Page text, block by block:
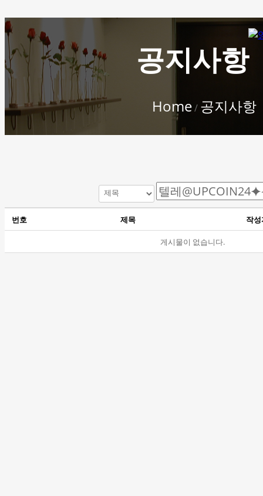
공지사항
Home/ 공지사항
번호 제목 작성
게시물이 없습니다.